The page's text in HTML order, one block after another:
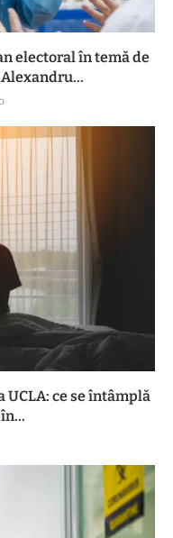
electoral în temă de
ce se întâmplă